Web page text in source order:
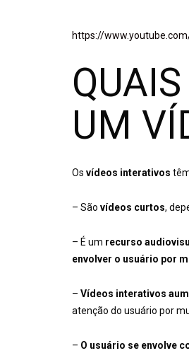
https://
UM
Os vídeos interativos
– São vídeos curtos,
– É um recurso
envolver o usuário por
– Vídeos interativos
atenção do usuário por
– O usuário se envolve